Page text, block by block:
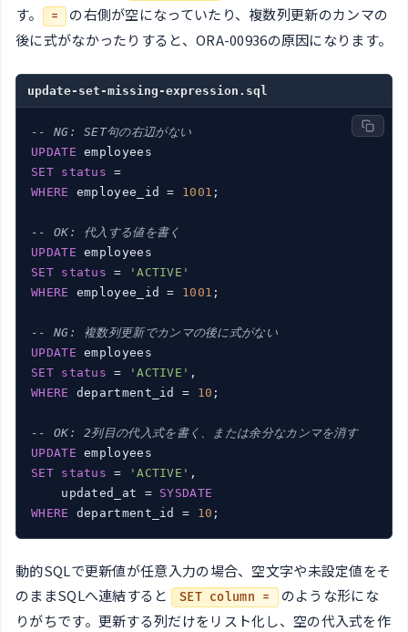
す。
=
の右側が空になっていたり、複数列更新のカンマの
後に式がなかったりすると、ORA-00936の原因になります。
update-set-missing-expression.sql
-- NG: SET句の右辺がない
UPDATE
SET
status
WHERE employee_id = 1001 ;
-- OK: 代入する値を書く
UPDATE
SET
status =
'ACTIVE'
WHERE employee_id = 1001 ;
-- NG: 複数列更新でカンマの後に式がない
UPDATE
SET
status = 'ACTIVE'
WHERE department_id = 10 ;
-- OK: 2列目の代入式を書く、または余分なカンマを消す
UPDATE
SET
status = 'ACTIVE' ,
    updated_at =
SYSDATE
WHERE department_id = 10 ;
動的SQLで更新値が任意入力の場合、空文字や未設定値をそ
のままSQLへ連結すると
SET column =
のような形にな
りがちです。更新する列だけをリスト化し、空の代入式を作